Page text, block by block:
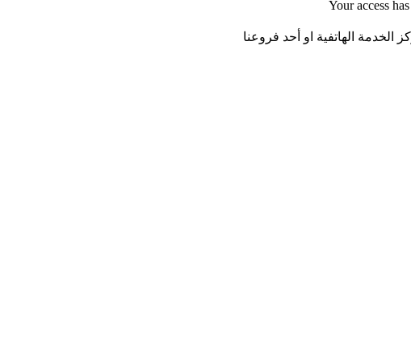
Your access
الهاتفية او أحد فروعنا